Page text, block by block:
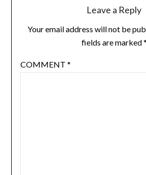
Leave a Reply
Your email address will not be
fields are marked*
COMMENT *